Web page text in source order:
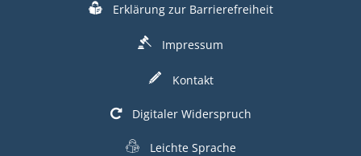
Erklärung zur Barrierefreiheit
Impressum
Kontakt
Digitaler Widerspruch
Leichte Sprache